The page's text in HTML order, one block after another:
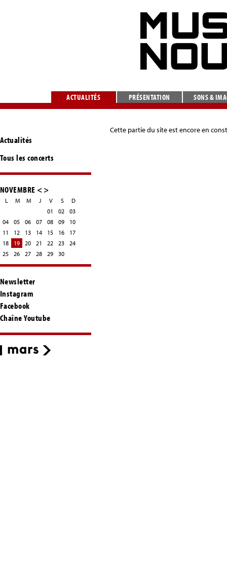
ACTUALITÉS PRÉSENTATION SONS &
Actualités
Tous les concerts
NOVEMBRE <>
L M M J V S
D
01
02
03
04
05 06 07 08 09
10
11
12 13 14 15 16
17
18
19 20 21 22 23
24
25
26 27 28 29 30
Newsletter
Instagram
Facebook
Chaîne Youtube
Cette partie du site est encore en